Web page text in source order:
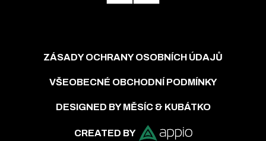
ZÁSADY OCHRANY OSOBNÍCH ÚDAJŮ
VŠEOBECNÉ OBCHODNÍ PODMÍNKY
DESIGNED BY MĚSÍC & KUBÁTKO
CREATED BY